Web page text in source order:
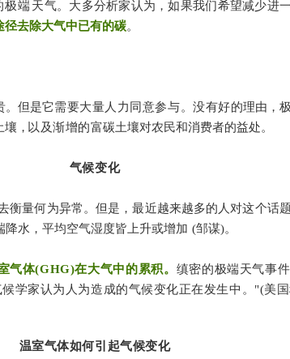
极端天气。大多分析家认为，如果我们希望减少进
径去除大气中已有的碳。
。但是它需要大量人力同意参与。没有好的理由，
壤 ， 以及渐增的富碳土壤对农民和消费者的益处。
气候变化
量何为异常。但是，最近越来越多的人对这个话
降水，平均空气湿度皆上升或增加 (邹谋)。
气体(GHG)在大气中的累积。 缜密的极端天气事
学家认为人为造成的气候变化正在发生中。"(美
温室气体如何引起气候变化